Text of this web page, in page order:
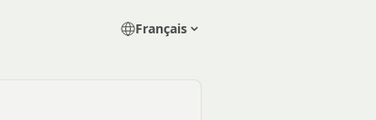
Français